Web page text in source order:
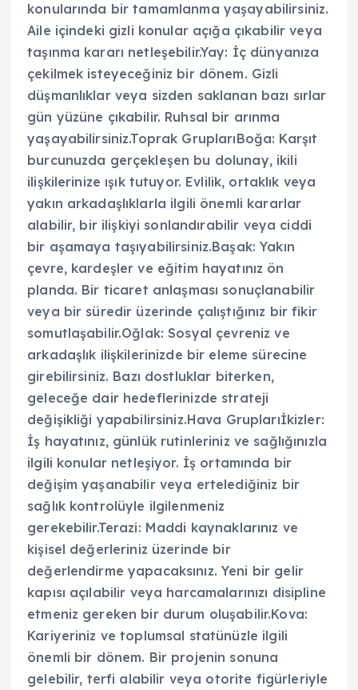
konularında bir tamamlanma yaşayabilirsiniz.
Aile içindeki gizli konular açığa çıkabilir veya
taşınma kararı netleşebilir.Yay: İç dünyanıza
çekilmek isteyeceğiniz bir dönem. Gizli
düşmanlıklar veya sizden saklanan bazı sırlar
gün yüzüne çıkabilir. Ruhsal bir arınma
yaşayabilirsiniz.Toprak GruplarıBoğa: Karşıt
burcunuzda gerçekleşen bu dolunay, ikili
ilişkilerinize ışık tutuyor. Evlilik, ortaklık veya
yakın arkadaşlıklarla ilgili önemli kararlar
alabilir, bir ilişkiyi sonlandırabilir veya ciddi
bir aşamaya taşıyabilirsiniz.Başak: Yakın
çevre, kardeşler ve eğitim hayatınız ön
planda. Bir ticaret anlaşması sonuçlanabilir
veya bir süredir üzerinde çalıştığınız bir fikir
somutlaşabilir.Oğlak: Sosyal çevreniz ve
arkadaşlık ilişkilerinizde bir eleme sürecine
girebilirsiniz. Bazı dostluklar biterken,
geleceğe dair hedeflerinizde strateji
değişikliği yapabilirsiniz.Hava Gruplarıİkizler:
İş hayatınız, günlük rutinleriniz ve sağlığınızla
ilgili konular netleşiyor. İş ortamında bir
değişim yaşanabilir veya ertelediğiniz bir
sağlık kontrolüyle ilgilenmeniz
gerekebilir.Terazi: Maddi kaynaklarınız ve
kişisel değerleriniz üzerinde bir
değerlendirme yapacaksınız. Yeni bir gelir
kapısı açılabilir veya harcamalarınızı disipline
etmeniz gereken bir durum oluşabilir.Kova:
Kariyeriniz ve toplumsal statünüzle ilgili
önemli bir dönem. Bir projenin sonuna
gelebilir, terfi alabilir veya otorite figürleriyle